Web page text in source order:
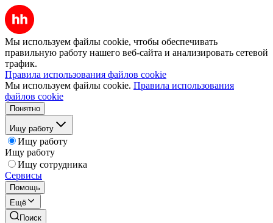
Мы используем файлы cookie, чтобы обеспечивать
правильную работу нашего веб-сайта и анализировать сетевой
трафик.
Правила использования файлов cookie
Мы используем файлы cookie. Правила использования
файлов cookie
Понятно
Ищу работу
Ищу работу
Ищу работу
Ищу сотрудника
Сервисы
Помощь
Ещё
Поиск